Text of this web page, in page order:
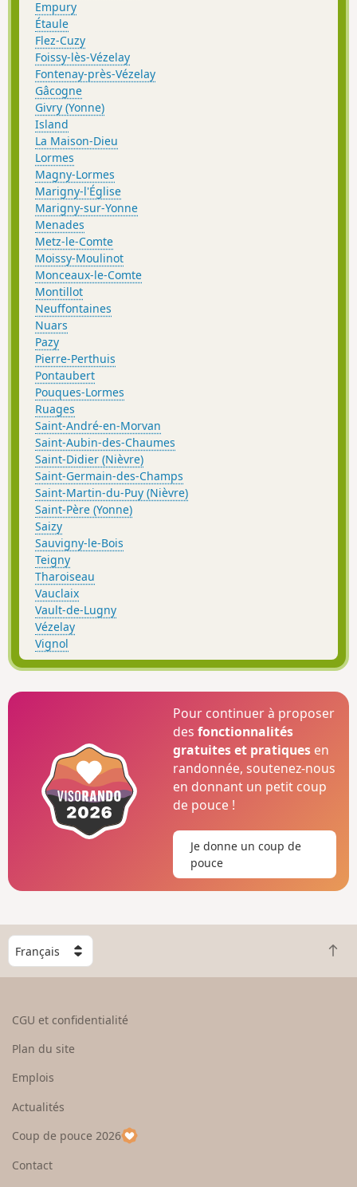
Empury
Étaule
Flez-Cuzy
Foissy-lès-Vézelay
Fontenay-près-Vézelay
Gâcogne
Givry (Yonne)
Island
La Maison-Dieu
Lormes
Magny-Lormes
Marigny-l'Église
Marigny-sur-Yonne
Menades
Metz-le-Comte
Moissy-Moulinot
Monceaux-le-Comte
Montillot
Neuffontaines
Nuars
Pazy
Pierre-Perthuis
Pontaubert
Pouques-Lormes
Ruages
Saint-André-en-Morvan
Saint-Aubin-des-Chaumes
Saint-Didier (Nièvre)
Saint-Germain-des-Champs
Saint-Martin-du-Puy (Nièvre)
Saint-Père (Yonne)
Saizy
Sauvigny-le-Bois
Teigny
Tharoiseau
Vauclaix
Vault-de-Lugny
Vézelay
Vignol
Pour continuer à proposer
desfonctionnalités
gratuites et pratiques en
randonnée, soutenez-nous
en donnant un petit coup
de pouce !
Je donne un coup de
pouce
C
h
o
e
u
p
a
R
e
CGU et confidentialité
Plan du site
Emplois
Actualités
Coup de pouce 2026
Contact